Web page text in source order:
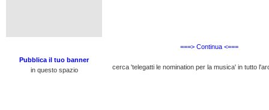
Pubblica il tuo banner
in questo spazio
===> Continua <===
cerca 'telegatti le nomination per la musica' in tutto